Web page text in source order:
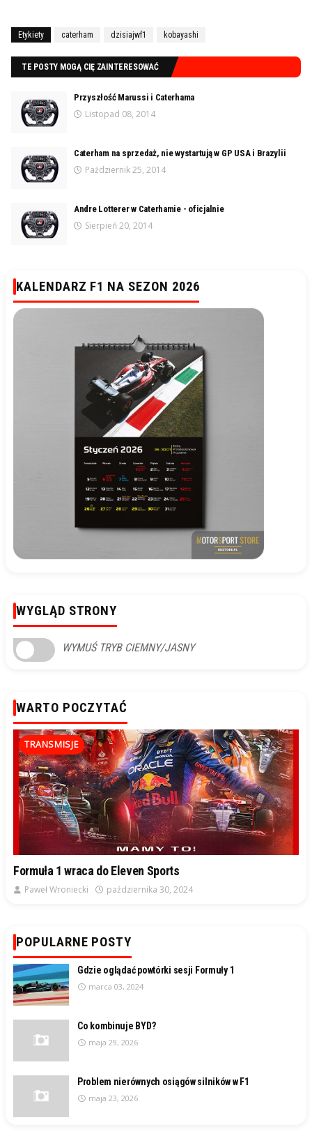
Etykiety caterham dzisiajwf1 kobayashi
TE POSTY MOGĄ CIĘ ZAINTERESOWAĆ
Przyszłość Marussi i Caterhama
Listopad 08, 2014
Caterham na sprzedaż, nie wystartują w GP USA i Brazylii
Październik 25, 2014
Andre Lotterer w Caterhamie - oficjalnie
Sierpień 20, 2014
KALENDARZ F1 NA SEZON 2026
WYGLĄD STRONY
WYMUŚ TRYB CIEMNY/JASNY
WARTO POCZYTAĆ
TRANSMISJE
Formuła 1 wraca do Eleven Sports
Paweł Wroniecki października 30, 2024
POPULARNE POSTY
Gdzie oglądać powtórki sesji Formuły 1
marca 03, 2024
Co kombinuje BYD?
maja 29, 2026
Problem nierównych osiągów silników w F1
maja 23, 2026